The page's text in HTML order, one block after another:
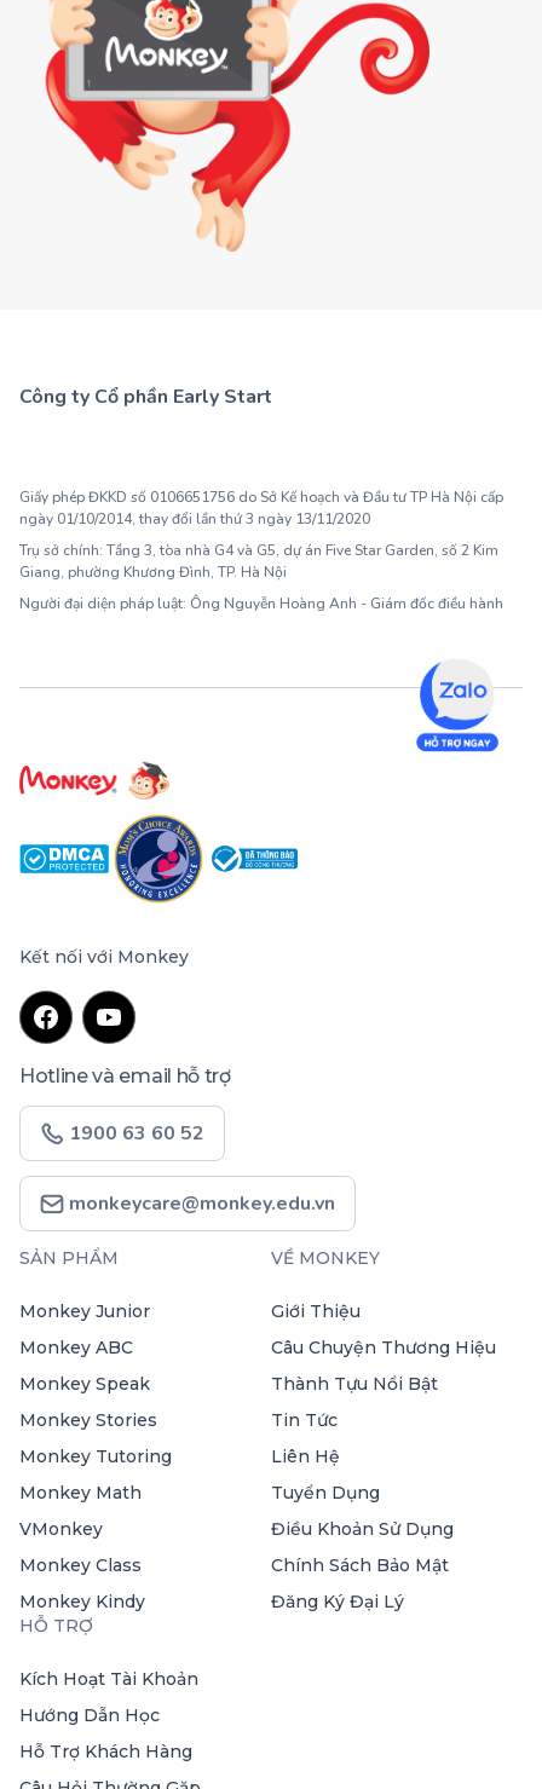
Công ty Cổ phần Early Start
Giấy phép ĐKKD số 0106651756 do Sở Kế hoạch và Đầu tư TP Hà Nội cấp
ngày 01/10/2014, thay đổi lần thứ 3 ngày 13/11/2020
Trụ sở chính: Tầng 3, tòa nhà G4 và G5, dự án Five Star Garden, số 2 Kim
Giang, phường Khương Đình, TP. Hà Nội
Người đại diện pháp luật: Ông Nguyễn Hoàng Anh - Giám đốc điều hành
Kết nối với Monkey
Hotline và email hỗ trợ
1900 63 60 52
monkeycare@monkey.edu.vn
SẢN PHẨM
Monkey Junior
Monkey ABC
Monkey Speak
Monkey Stories
Monkey Tutoring
Monkey Math
VMonkey
Monkey Class
Monkey Kindy
VỀ MONKEY
Giới Thiệu
Câu Chuyện Thương Hiệu
Thành Tựu Nổi Bật
Tin Tức
Liên Hệ
Tuyển Dụng
Điều Khoản Sử Dụng
Chính Sách Bảo Mật
Đăng Ký Đại Lý
HỖ TRỢ
Kích Hoạt Tài Khoản
Hướng Dẫn Học
Hỗ Trợ Khách Hàng